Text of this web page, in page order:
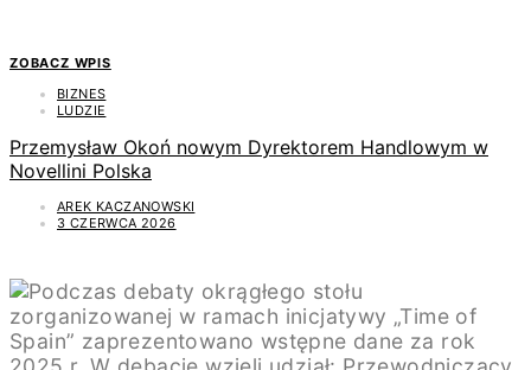
ZOBACZ WPIS
BIZNES
LUDZIE
Przemysław Okoń nowym Dyrektorem Handlowym w
Novellini Polska
AREK KACZANOWSKI
3 CZERWCA 2026